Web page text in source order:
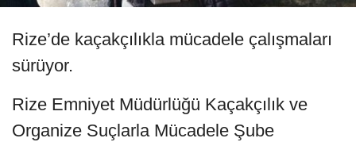
Rize’de kaçakçılıkla mücadele çalışmaları
sürüyor.
Rize Emniyet Müdürlüğü Kaçakçılık ve
Organize Suçlarla Mücadele Şube